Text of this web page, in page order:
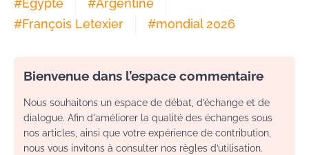
#Egypte #Argentine
#François Letexier #mondial 2026
Bienvenue dans l’espace commentaire
Nous souhaitons un espace de débat, d’échange et de
dialogue. Afin d'améliorer la qualité des échanges sous
nos articles, ainsi que votre expérience de contribution,
nous vous invitons à consulter nos règles d’utilisation.